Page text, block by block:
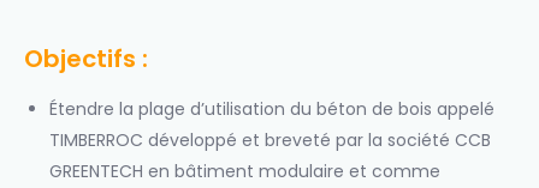
Objectifs :
Étendre la plage d’utilisation du béton de bois appelé
TIMBERROC développé et breveté par la société CCB
GREENTECH en bâtiment modulaire et comme